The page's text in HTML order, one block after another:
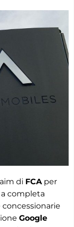
di FCA per
completa
Google